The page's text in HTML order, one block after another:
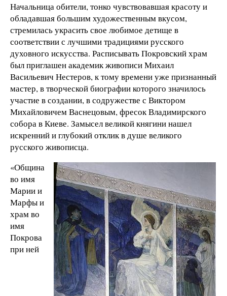
Начальница обители, тонко чувствовавшая красоту и
обладавшая большим художественным вкусом,
стремилась украсить свое любимое детище в
соответствии с лучшими традициями русского
духовного искусства. Расписывать Покровский храм
был приглашен академик живописи Михаил
Васильевич Нестеров, к тому времени уже признанный
мастер, в творческой биографии которого значилось
участие в создании, в содружестве с Виктором
Михайловичем Васнецовым, фресок Владимирского
собора в Киеве. Замысел великой княгини нашел
искренний и глубокий отклик в душе великого
русского живописца.
«Община
во имя
Марии и
Марфы и
храм во
имя
Покрова
при ней